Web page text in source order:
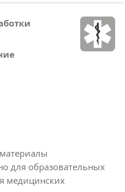
для образовательных
медицинских